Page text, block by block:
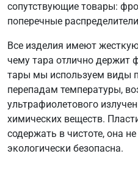
сопутствующие товары:
поперечные
Все изделия имеют
чему тара отлично держит
тары мы используем виды
перепадам температуры,
ультрафиолетового
химических веществ.
содержать в чистоте, она
экологически безопасна.